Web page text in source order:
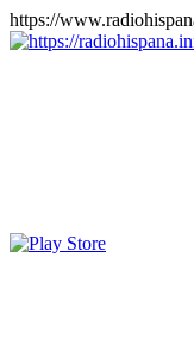
https://